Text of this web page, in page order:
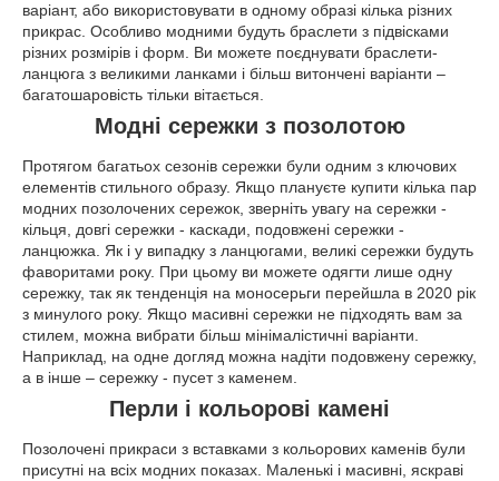
варіант, або використовувати в одному образі кілька різних
прикрас. Особливо модними будуть браслети з підвісками
різних розмірів і форм. Ви можете поєднувати браслети-
ланцюга з великими ланками і більш витончені варіанти –
багатошаровість тільки вітається.
Модні сережки з позолотою
Протягом багатьох сезонів сережки були одним з ключових
елементів стильного образу. Якщо плануєте купити кілька пар
модних позолочених сережок, зверніть увагу на сережки -
кільця, довгі сережки - каскади, подовжені сережки -
ланцюжка. Як і у випадку з ланцюгами, великі сережки будуть
фаворитами року. При цьому ви можете одягти лише одну
сережку, так як тенденція на моносерьги перейшла в 2020 рік
з минулого року. Якщо масивні сережки не підходять вам за
стилем, можна вибрати більш мінімалістичні варіанти.
Наприклад, на одне догляд можна надіти подовжену сережку,
а в інше – сережку - пусет з каменем.
Перли і кольорові камені
Позолочені прикраси з вставками з кольорових каменів були
присутні на всіх модних показах. Маленькі і масивні, яскраві